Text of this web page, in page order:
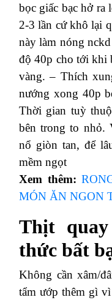
bọc giấc bạc hở ra
2-3 lần cứ khô lại
này làm nóng
độ 40p cho tới khi
vàng. – Thích
nướng xong 40p
Thời gian tuỳ
bên trong to nhỏ.
nổ giòn tan, để
mềm ngọt
Xem thêm:
MÓN ĂN NGON
Thịt
thức bất
Không cần xâm/
tẩm ướp thêm gì